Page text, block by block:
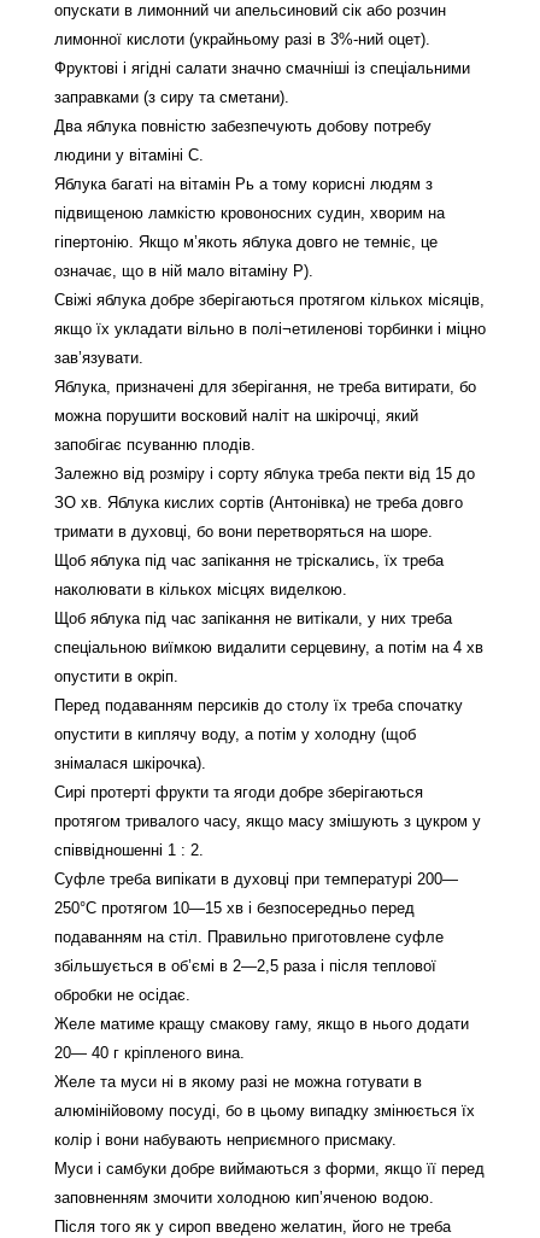
опускати в лимонний чи апельсиновий сік або розчин
лимонної кислоти (украйньому разі в 3%-ний оцет).
Фруктові і ягідні салати значно смачніші із спеціальними
заправками (з сиру та сметани).
Два яблука повністю забезпечують добову потребу
людини у вітаміні С.
Яблука багаті на вітамін Рь а тому корисні людям з
підвищеною ламкістю кровоносних судин, хворим на
гіпертонію. Якщо м’якоть яблука довго не темніє, це
означає, що в ній мало вітаміну Р).
Свіжі яблука добре зберігаються протягом кількох місяців,
якщо їх укладати вільно в полі¬етиленові торбинки і міцно
зав’язувати.
Яблука, призначені для зберігання, не треба витирати, бо
можна порушити восковий наліт на шкірочці, який
запобігає псуванню плодів.
Залежно від розміру і сорту яблука треба пекти від 15 до
ЗО хв. Яблука кислих сортів (Антонівка) не треба довго
тримати в духовці, бо вони перетворяться на шоре.
Щоб яблука під час запікання не тріскались, їх треба
наколювати в кількох місцях виделкою.
Щоб яблука під час запікання не витікали, у них треба
спеціальною виїмкою видалити серцевину, а потім на 4 хв
опустити в окріп.
Перед подаванням персиків до столу їх треба спочатку
опустити в киплячу воду, а потім у холодну (щоб
знімалася шкірочка).
Сирі протерті фрукти та ягоди добре зберігаються
протягом тривалого часу, якщо масу змішують з цукром у
співвідношенні 1 : 2.
Суфле треба випікати в духовці при температурі 200—
250°С протягом 10—15 хв і безпосередньо перед
подаванням на стіл. Правильно приготовлене суфле
збільшується в об’ємі в 2—2,5 раза і після теплової
обробки не осідає.
Желе матиме кращу смакову гаму, якщо в нього додати
20— 40 г кріпленого вина.
Желе та муси ні в якому разі не можна готувати в
алюмінійовому посуді, бо в цьому випадку змінюється їх
колір і вони набувають неприємного присмаку.
Муси і самбуки добре виймаються з форми, якщо її перед
заповненням змочити холодною кип’яченою водою.
Після того як у сироп введено желатин, його не треба